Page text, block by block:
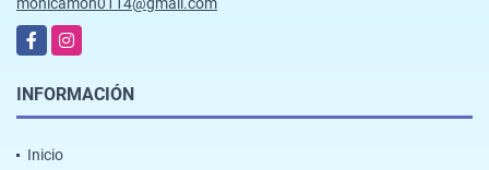
FacebookInstagram
INFORMACIÓN
Inicio